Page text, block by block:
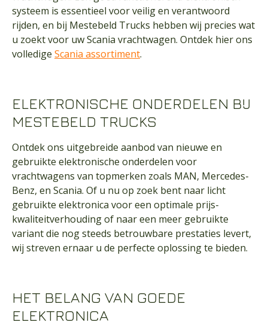
systeem is essentieel voor veilig en verantwoord
rijden, en bij Mestebeld Trucks hebben wij precies wat
u zoekt voor uw Scania vrachtwagen. Ontdek hier ons
volledige Scania assortiment.
ELEKTRONISCHE ONDERDELEN BIJ
MESTEBELD TRUCKS
Ontdek ons uitgebreide aanbod van nieuwe en
gebruikte elektronische onderdelen voor
vrachtwagens van topmerken zoals MAN, Mercedes-
Benz, en Scania. Of u nu op zoek bent naar licht
gebruikte elektronica voor een optimale prijs-
kwaliteitverhouding of naar een meer gebruikte
variant die nog steeds betrouwbare prestaties levert,
wij streven ernaar u de perfecte oplossing te bieden.
HET BELANG VAN GOEDE
ELEKTRONICA